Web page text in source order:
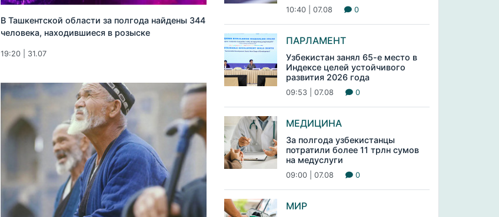
В Ташкентской области за полгода найдены 344
человека, находившиеся в розыске
19:20 | 31.07
10:40 | 07.08 0
ПАРЛАМЕНТ
Узбекистан занял 65-е место в
Индексе целей устойчивого
развития 2026 года
09:53 | 07.08 0
МЕДИЦИНА
За полгода узбекистанцы
потратили более 11 трлн сумов
на медуслуги
09:00 | 07.08 0
МИР